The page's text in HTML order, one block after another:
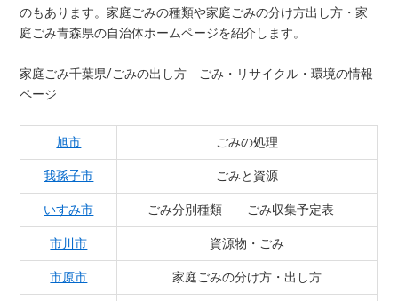
のもあります。家庭ごみの種類や家庭ごみの分け方出し方・家
庭ごみ青森県の自治体ホームページを紹介します。
家庭ごみ千葉県/ごみの出し方 ごみ・リサイクル・環境の情報
ページ
旭市 ごみの処理
我孫子市 ごみと資源
いすみ市 ごみ分別種類 ごみ収集予定表
市川市 資源物・ごみ
市原市 家庭ごみの分け方・出し方